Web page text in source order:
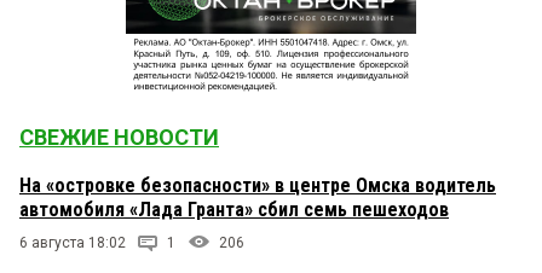
СВЕЖИЕ НОВОСТИ
На «островке безопасности» в центре Омска водитель
автомобиля «Лада Гранта» сбил семь пешеходов
6 августа 18:02 1 206